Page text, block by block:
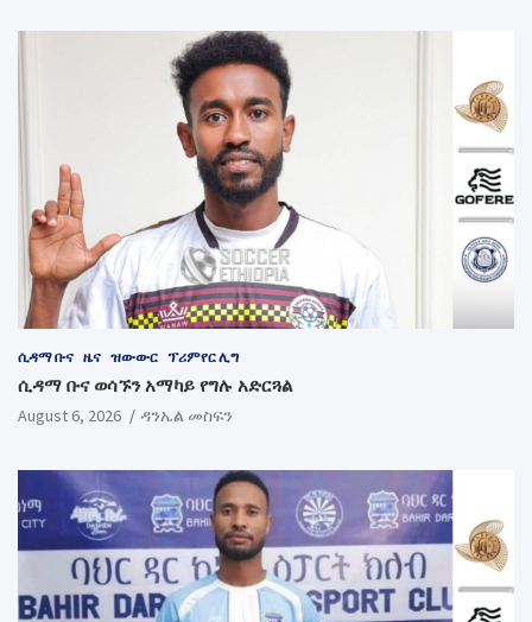
ሲዳማ ቡና ዜና ዝውውር ፕሪምየር ሊግ
ሲዳማ ቡና ወሳኙን አማካይ የግሉ አድርጓል
August 6, 2026 ዳንኤል መስፍን